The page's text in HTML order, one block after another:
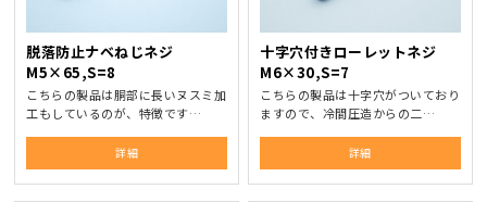
脱落防止ナベねじネジ
M5×65,S=8
こちらの製品は胴部に長いヌスミ加
工もしているのが、特徴です…
詳細
十字穴付きローレットネジ
M6×30,S=7
こちらの製品は十字穴がついており
ますので、冷間圧造からの二…
詳細